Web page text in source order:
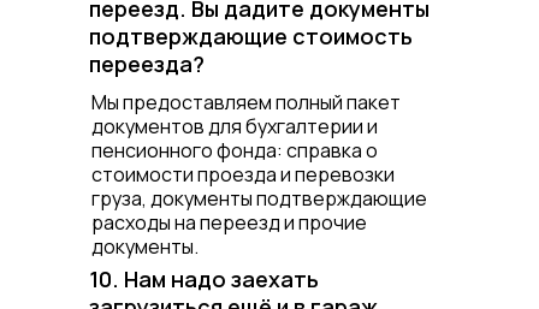
10. Нам надо заехать
переезд. Вы дадите документы
подтверждающие стоимость
переезда?
Мы предоставляем полный пакет
документов для бухгалтерии и
пенсионного фонда: справка о
стоимости проезда и перевозки
груза, документы подтверждающие
расходы на переезд и прочие
документы.